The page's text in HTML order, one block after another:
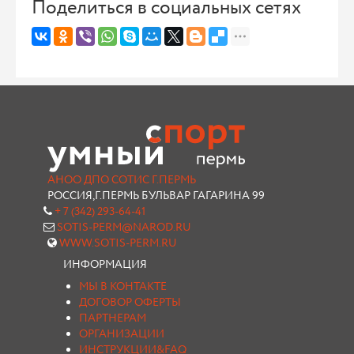
Поделиться в социальных сетях
АНОО ДПО СОТИС Г.ПЕРМЬ
РОССИЯ,Г.ПЕРМЬ БУЛЬВАР ГАГАРИНА 99
+ 7 (342) 293-64-41
SOTIS-PERM@NAROD.RU
WWW.SOTIS-PERM.RU
ИНФОРМАЦИЯ
МЫ В КОНТАКТЕ
ДОГОВОР ОФЕРТЫ
ПАРТНЕРАМ
ОРГАНИЗАЦИИ
ИНСТРУКЦИИ&FAQ